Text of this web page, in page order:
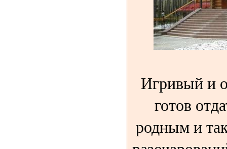
Игривый и
готов
родным и